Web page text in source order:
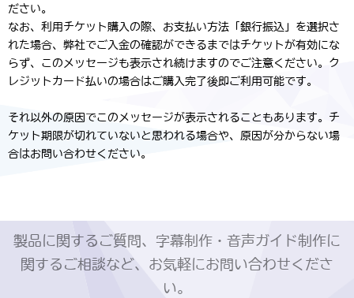
ださい。
なお、利用チケット購入の際、お支払い方法「銀行振込」を選択さ
れた場合、弊社でご入金の確認ができるまではチケットが有効にな
らず、このメッセージも表示され続けますのでご注意ください。ク
レジットカード払いの場合はご購入完了後即ご利用可能です。
それ以外の原因でこのメッセージが表示されることもあります。チ
ケット期限が切れていないと思われる場合や、原因が分からない場
合はお問い合わせください。
製品に関するご質問、字幕制作・音声ガイド制作に
関するご相談など、お気軽にお問い合わせくださ
い。